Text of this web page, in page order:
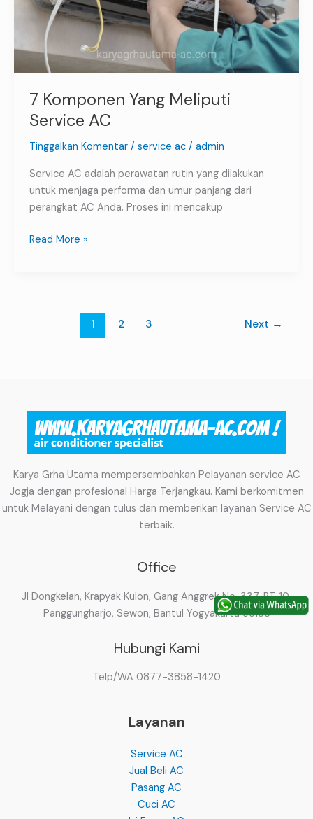
7 Komponen Yang Meliputi
Service AC
Tinggalkan Komentar / service ac/ admin
Service AC adalah perawatan rutin yang dilakukan
untuk menjaga performa dan umur panjang dari
perangkat AC Anda. Proses ini mencakup
Read More »
1 2 3 Next →
Karya Grha Utama mempersembahkan Pelayanan service AC
Jogja dengan profesional Harga Terjangkau. Kami berkomitmen
untuk Melayani dengan tulus dan memberikan layanan Service AC
terbaik.
Office
Jl Dongkelan, Krapyak Kulon, Gang Anggrek No. 337, RT. 10,
Panggungharjo, Sewon, Bantul Yogyakarta 55188
Hubungi Kami
Telp/WA 0877-3858-1420
Layanan
Service AC
Jual Beli AC
Pasang AC
Cuci AC